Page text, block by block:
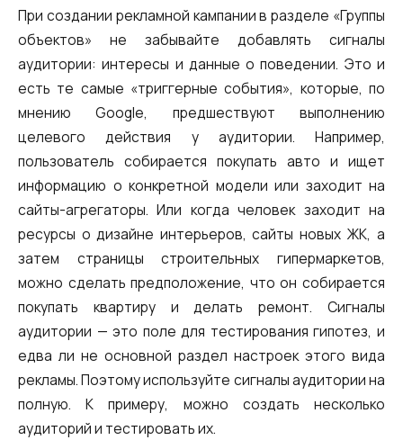
При создании рекламной кампании в разделе «Группы
объектов» не забывайте добавлять сигналы
аудитории: интересы и данные о поведении. Это и
есть те самые «триггерные события», которые, по
мнению Google, предшествуют выполнению
целевого действия у аудитории. Например,
пользователь собирается покупать авто и ищет
информацию о конкретной модели или заходит на
сайты-агрегаторы. Или когда человек заходит на
ресурсы о дизайне интерьеров, сайты новых ЖК, а
затем страницы строительных гипермаркетов,
можно сделать предположение, что он собирается
покупать квартиру и делать ремонт. Сигналы
аудитории — это поле для тестирования гипотез, и
едва ли не основной раздел настроек этого вида
рекламы. Поэтому используйте сигналы аудитории на
полную. К примеру, можно создать несколько
аудиторий и тестировать их.